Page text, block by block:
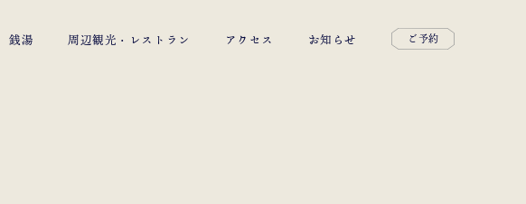
銭湯 周辺観光・レストラン アクセス お知らせ ご予約